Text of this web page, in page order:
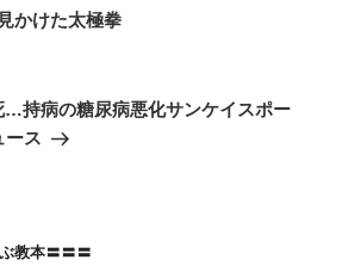
かけた太極拳
…持病の糖尿病悪化サンケイスポー
ース
教本〓〓〓